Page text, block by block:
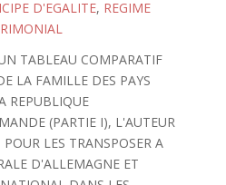
D'EGALITE, REGIME
TABLEAU COMPARATIF
LA FAMILLE DES PAYS
REPUBLIQUE
(PARTIE I), L'AUTEUR
LES TRANSPOSER A
D'ALLEMAGNE ET